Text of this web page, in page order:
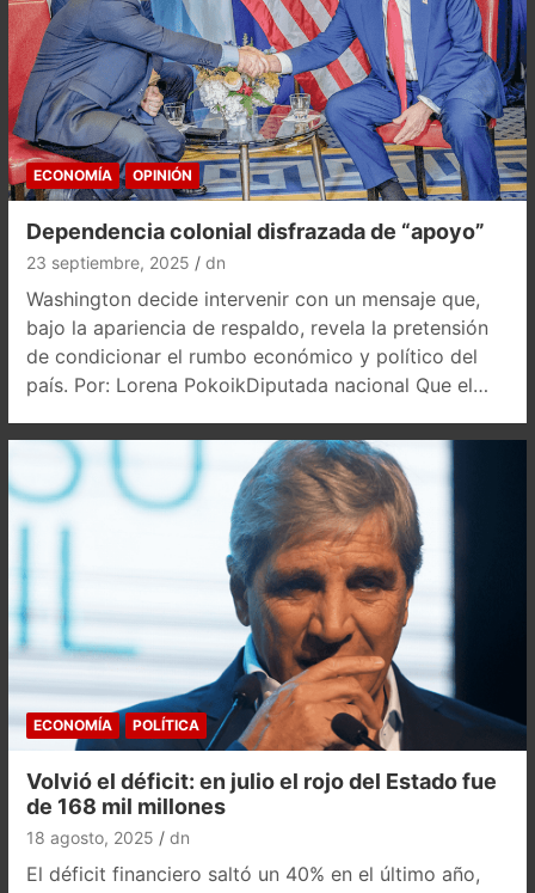
ECONOMÍA OPINIÓN
Dependencia colonial disfrazada de “apoyo”
23 septiembre, 2025 dn
Washington decide intervenir con un mensaje que,
bajo la apariencia de respaldo, revela la pretensión
de condicionar el rumbo económico y político del
país. Por: Lorena PokoikDiputada nacional Que el…
ECONOMÍA POLÍTICA
Volvió el déficit: en julio el rojo del Estado fue
de 168 mil millones
18 agosto, 2025 dn
El déficit financiero saltó un 40% en el último año,